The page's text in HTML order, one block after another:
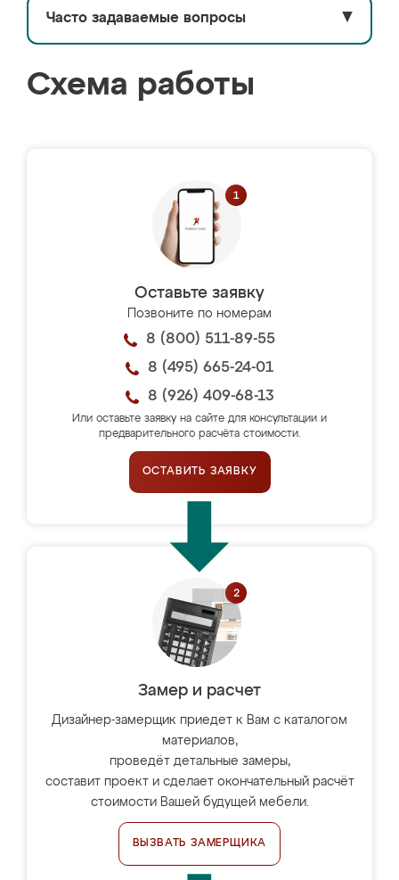
Часто задаваемые вопросы ▼
Схема работы
Оставьте заявку
Позвоните по номерам
8 (800) 511-89-55
8 (495) 665-24-01
8 (926) 409-68-13
Или оставьте заявку на сайте для консультации и
предварительного расчёта стоимости.
ОСТАВИТЬ ЗАЯВКУ
Замер и расчет
Дизайнер-замерщик приедет к Вам с каталогом
материалов,
проведёт детальные замеры,
составит проект и сделает окончательный расчёт
стоимости Вашей будущей мебели.
ВЫЗВАТЬ ЗАМЕРЩИКА